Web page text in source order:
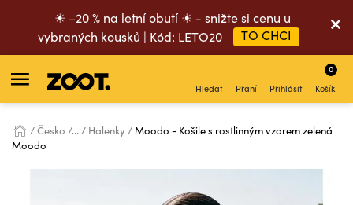
☀ –20 % na letní obutí ☀ - snižte si cenu u
vybraných kousků | Kód: LETO20
TO CHCI
Hledat Přání Přihlásit Košík
0
Česko ... Halenky
Moodo - Košile s rostlinným vzorem zelená
Moodo